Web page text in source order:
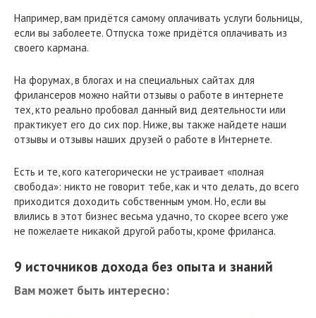
Например, вам придётся самому оплачивать услуги больницы,
если вы заболеете. Отпуска тоже придётся оплачивать из
своего кармана.
На форумах, в блогах и на специальных сайтах для
фрилансеров можно найти отзывы о работе в интернете
тех, кто реально пробовал данный вид деятельности или
практикует его до сих пор. Ниже, вы также найдете наши
отзывы и отзывы наших друзей о работе в Интернете.
Есть и те, кого категорически не устраивает «полная
свобода»: никто не говорит тебе, как и что делать, до всего
приходится доходить собственным умом. Но, если вы
влились в этот бизнес весьма удачно, то скорее всего уже
не пожелаете никакой другой работы, кроме фриланса.
9 источников дохода без опыта и знаний
Вам может быть интересно: